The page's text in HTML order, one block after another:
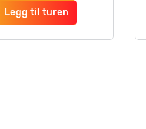
Legg til turen